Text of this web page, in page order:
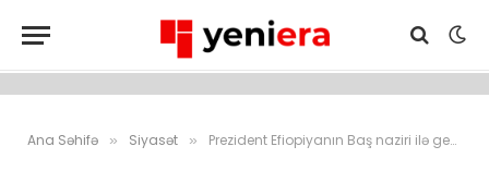
Ana Səhifə » Siyasət » Prezident Efiopiyanın Baş naziri ilə geniş tərkibdə görüşdü – Fotolar